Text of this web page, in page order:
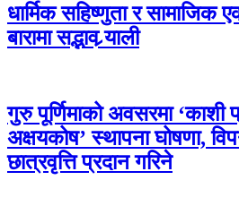
धार्मिक सहिष्णुता र सामाजिक
बारामा सद्भाव र्‍याली
गुरु पूर्णिमाको अवसरमा ‘काशी
अक्षयकोष’ स्थापना घोषणा,
छात्रवृत्ति प्रदान गरिने